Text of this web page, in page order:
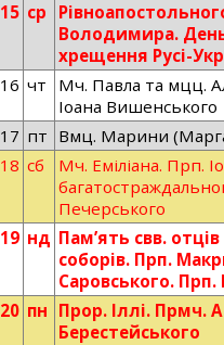
15 ср
Володимира.
хрещення Русі-
16 чт
Мч. Павла та мцц.
Іоана Вишенського
17 пт Вмц. Марини
18 сб
Мч. Еміліана. Прп.
Печерського
19 нд Пам’ять свв.
соборів. Прп.
Саровського. Прп.
20 пн Прор. Іллі. Прмч.
Берестейського